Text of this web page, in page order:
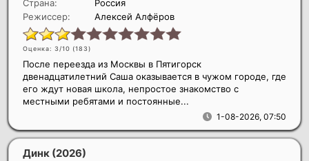
Страна:
Россия
Режиссер:
Алексей Алфёров
Оценка: 3/10 (183)
1-08-2026, 07:50
После переезда из Москвы в Пятигорск
двенадцатилетний Саша оказывается в чужом городе, где
его ждут новая школа, непростое знакомство с
местными ребятами и постоянные...
Динк (2026)